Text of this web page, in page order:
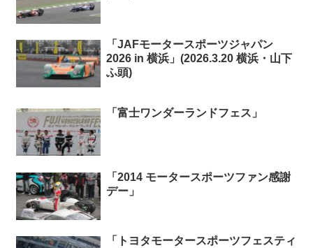
「JAFモータースポーツジャパン
2026 in 横浜」(2026.3.20 横浜・山下
ふ頭)
「富士ワンダーランドフェス」
「2014 モータースポーツファン感謝
デー」
「トヨタモータースポーツフェスティ